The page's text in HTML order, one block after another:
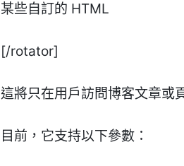
某些自訂的 HTML
[/rotator]
這將只在用戶訪問博客文章或
目前，它支持以下參數：